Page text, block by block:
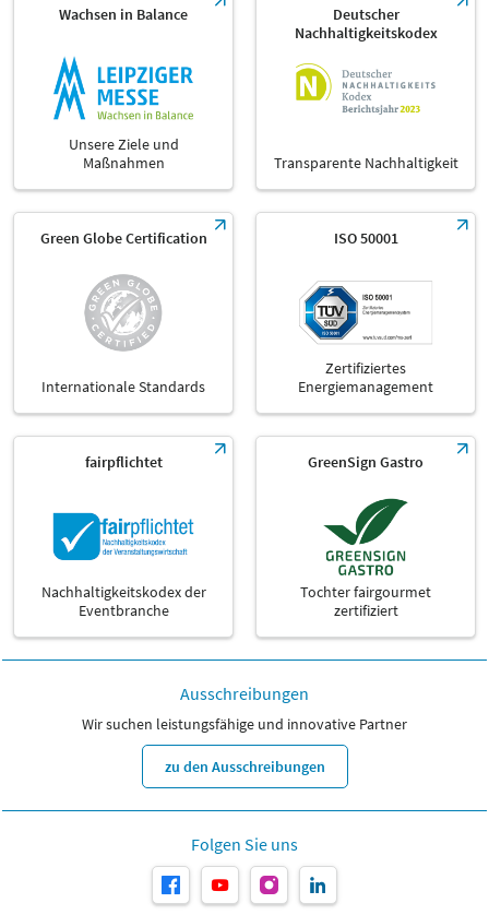
Wachsen in Balance
Unsere Ziele und
Maßnahmen
Deutscher
Nachhaltigkeitskodex
Transparente Nachhaltigkeit
Green Globe Certification
Internationale Standards
ISO 50001
Zertifiziertes
Energiemanagement
fairpflichtet
Nachhaltigkeitskodex der
Eventbranche
GreenSign Gastro
Tochter fairgourmet
zertifiziert
Ausschreibungen
Wir suchen leistungsfähige und innovative Partner
zu den Ausschreibungen
Folgen Sie uns